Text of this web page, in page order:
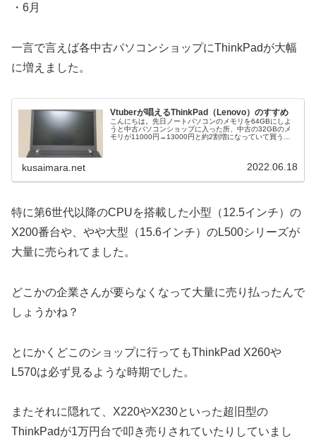
・6月
一言で言えば各中古パソコンショップにThinkPadが大幅
に増えました。
Vtuberが唱えるThinkPad（Lenovo）のすすめ
こんにちは。先日ノートパソコンのメモリを64GBにしよ
うと中古パソコンショップに入った所、中古の32GBのメ
モリが11000円→13000円と約2割増になっていて買う気
kusaimara.net 2022.06.18
特に第6世代以降のCPUを搭載した小型（12.5インチ）の
X200番台や、やや大型（15.6インチ）のL500シリーズが
大量に売られてました。
どこかの企業さんが要らなくなって大量に売り払ったんで
しょうかね？
とにかくどこのショップに行ってもThinkPad X260や
L570は必ず見るような時期でした。
またそれに隠れて、X220やX230といった超旧型の
ThinkPadが1万円台で叩き売りされていたりしていまし